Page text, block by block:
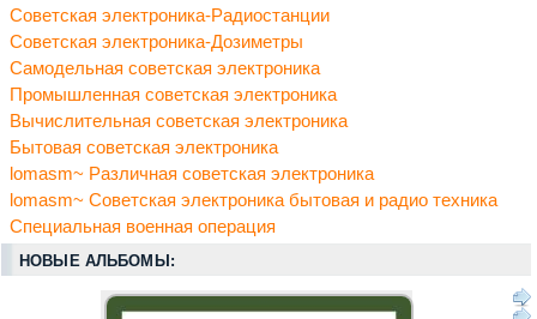
Советская электроника-Радиостанции
Советская электроника-Дозиметры
Самодельная советская электроника
Промышленная советская электроника
Вычислительная советская электроника
Бытовая советская электроника
lomasm~ Различная советская электроника
lomasm~ Советская электроника бытовая и радио техника
Специальная военная операция
НОВЫЕ АЛЬБОМЫ: